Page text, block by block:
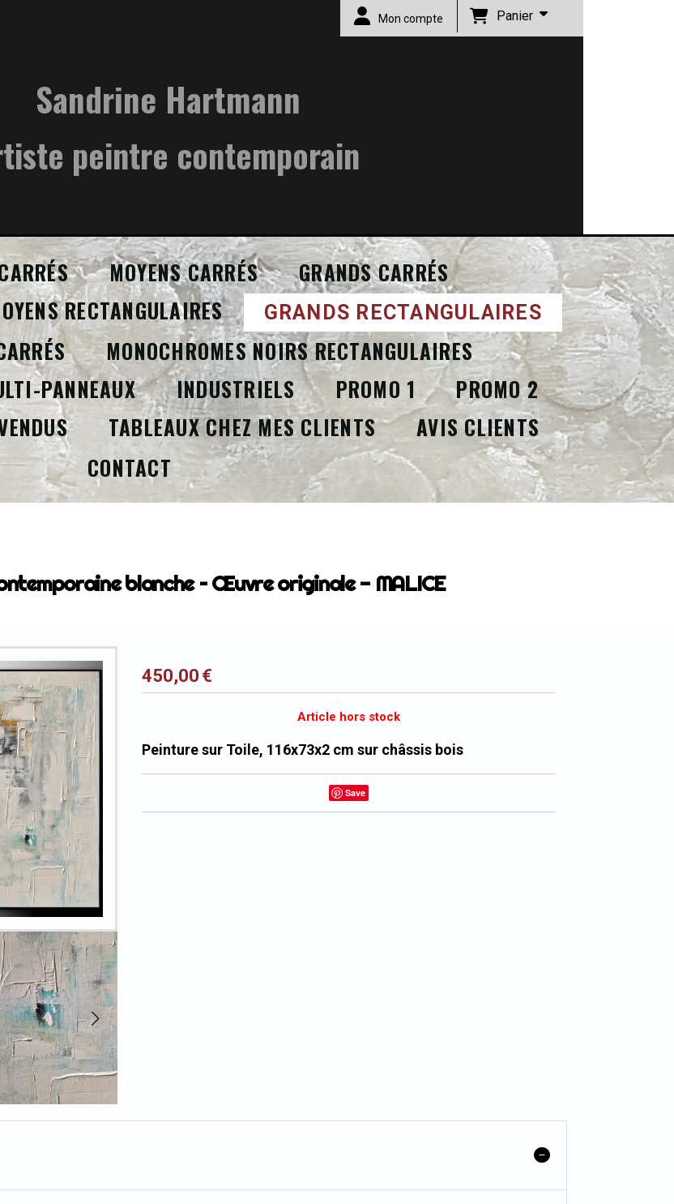
Sandrine Hartmann
peintre contemporain
Mon compte Panier
MOYENS CARRÉS
GRANDS CARRÉS
RECTANGULAIRES GRANDS RECTANGULAIRES
MONOCHROMES NOIRS RECTANGULAIRES
PANNEAUX INDUSTRIELS PROMO 1
PROMO 2
TABLEAUX CHEZ MES CLIENTS
AVIS CLIENTS
CONTACT
blanche – Œuvre originale - MALICE
450,00 €
Article hors stock
Peinture sur Toile, 116x73x2 cm sur châssis bois
Save